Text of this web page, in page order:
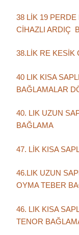
38 LİK 19
CİHAZLI ARDIÇ
38.LİK RE KESİK
40 LIK KISA
BAĞLAMALAR
40. LIK UZUN
BAĞLAMA
47. LİK KISA
46.LIK UZUN
OYMA TEBER
46. LIK KISA
TENOR